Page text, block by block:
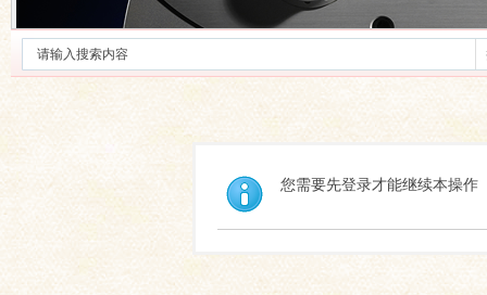
您需要先登录才能继续本操作